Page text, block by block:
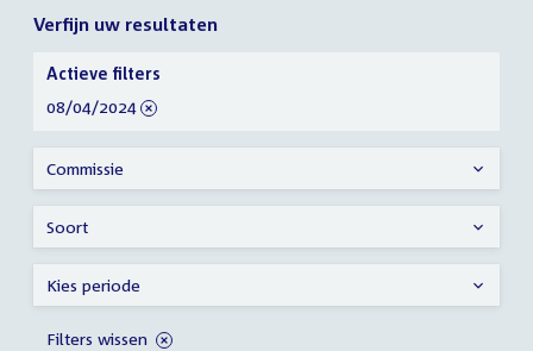
Verfijn uw resultaten
Verfijn
uw
resultaten
Actieve filters
verwijder
08/04/2024
Commissie
Soort
Kies periode
Filters wissen